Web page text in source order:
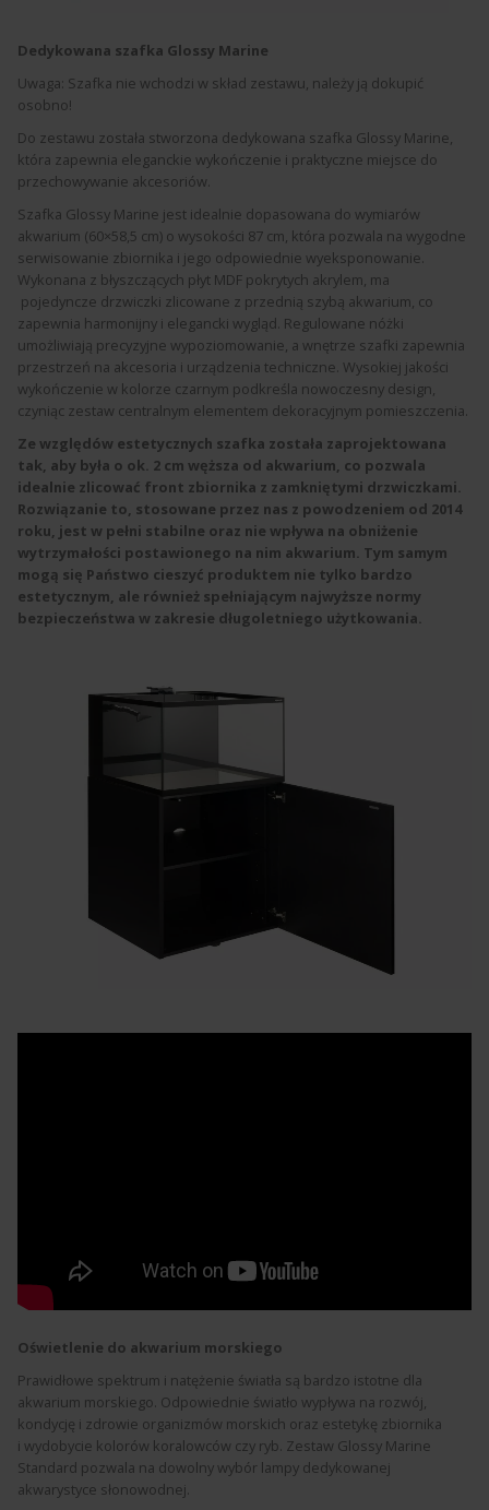
Dedykowana szafka Glossy Marine
Uwaga: Szafka nie wchodzi w skład zestawu, należy ją dokupić
osobno!
Do zestawu została stworzona dedykowana szafka Glossy Marine,
która zapewnia eleganckie wykończenie i praktyczne miejsce do
przechowywanie akcesoriów.
Szafka Glossy Marine jest idealnie dopasowana do wymiarów
akwarium (60×58,5 cm) o wysokości 87 cm, która pozwala na wygodne
serwisowanie zbiornika i jego odpowiednie wyeksponowanie.
Wykonana z błyszczących płyt MDF pokrytych akrylem, ma
pojedyncze drzwiczki zlicowane z przednią szybą akwarium, co
zapewnia harmonijny i elegancki wygląd. Regulowane nóżki
umożliwiają precyzyjne wypoziomowanie, a wnętrze szafki zapewnia
przestrzeń na akcesoria i urządzenia techniczne. Wysokiej jakości
wykończenie w kolorze czarnym podkreśla nowoczesny design,
czyniąc zestaw centralnym elementem dekoracyjnym pomieszczenia.
Ze względów estetycznych szafka została zaprojektowana
tak, aby była o ok. 2 cm węższa od akwarium, co pozwala
idealnie zlicować front zbiornika z zamkniętymi drzwiczkami.
Rozwiązanie to, stosowane przez nas z powodzeniem od 2014
roku, jest w pełni stabilne oraz nie wpływa na obniżenie
wytrzymałości postawionego na nim akwarium. Tym samym
mogą się Państwo cieszyć produktem nie tylko bardzo
estetycznym, ale również spełniającym najwyższe normy
bezpieczeństwa w zakresie długoletniego użytkowania.
Oświetlenie do akwarium morskiego
Prawidłowe spektrum i natężenie światła są bardzo istotne dla
akwarium morskiego. Odpowiednie światło wypływa na rozwój,
kondycję i zdrowie organizmów morskich oraz estetykę zbiornika
i wydobycie kolorów koralowców czy ryb. Zestaw Glossy Marine
Standard pozwala na dowolny wybór lampy dedykowanej
akwarystyce słonowodnej.